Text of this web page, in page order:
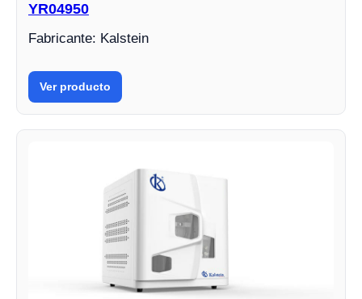
YR04950
Fabricante: Kalstein
Ver producto